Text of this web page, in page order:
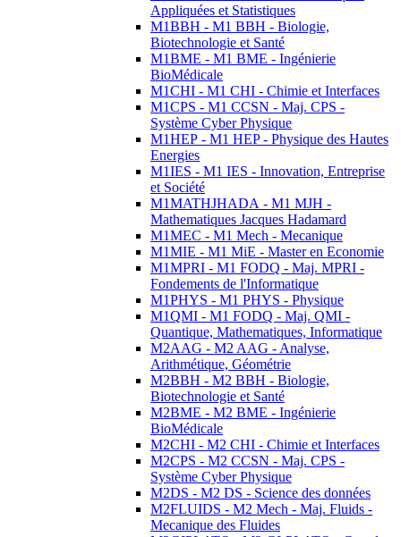
Appliquées et Statistiques
M1BBH - M1 BBH - Biologie,
Biotechnologie et Santé
M1BME - M1 BME - Ingénierie
BioMédicale
M1CHI - M1 CHI - Chimie et Interfaces
M1CPS - M1 CCSN - Maj. CPS -
Système Cyber Physique
M1HEP - M1 HEP - Physique des Hautes
Energies
M1IES - M1 IES - Innovation, Entreprise
et Société
M1MATHJHADA - M1 MJH -
Mathematiques Jacques Hadamard
M1MEC - M1 Mech - Mecanique
M1MIE - M1 MiE - Master en Economie
M1MPRI - M1 FODQ - Maj. MPRI -
Fondements de l'Informatique
M1PHYS - M1 PHYS - Physique
M1QMI - M1 FODQ - Maj. QMI -
Quantique, Mathematiques, Informatique
M2AAG - M2 AAG - Analyse,
Arithmétique, Géométrie
M2BBH - M2 BBH - Biologie,
Biotechnologie et Santé
M2BME - M2 BME - Ingénierie
BioMédicale
M2CHI - M2 CHI - Chimie et Interfaces
M2CPS - M2 CCSN - Maj. CPS -
Système Cyber Physique
M2DS - M2 DS - Science des données
M2FLUIDS - M2 Mech - Maj. Fluids -
Mecanique des Fluides